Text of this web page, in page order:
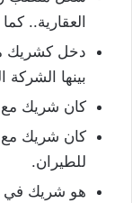
العقارية..
دخل كشريك
بينها
كان شريك مع
كان شريك مع
للطيران.
هو شريك في